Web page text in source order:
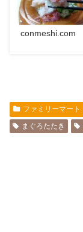
conmeshi.com
ファミリーマート
まぐろたたき